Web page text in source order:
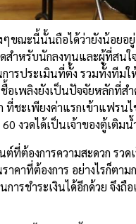
ๆขณะนี้นั้นถือได้ว่ายังน้อย
สำหรับนักลงทุนและผู้ที่สนใ
รประเมินที่ตั้ง รวมทั้งทีมใ
เพลิงยังเป็นปัจจัยหลักที่ส
ชะเพียงค่าแรกเข้าแฟรนไ
งวดได้เป็นเจ้าของตู้เติม
ต้องการความสะดวก รวด
คาที่ต้องการ อย่างไรก็ตาม
ารชำระเงินได้อีกด้วย จึงถื